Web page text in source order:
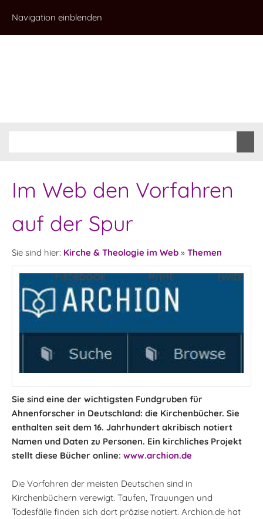
Navigation einblenden
Im Web den Vorfahren
auf der Spur
Sie sind hier: Kirche & Theologie im Web » Themen
Sie sind eine der wichtigsten Fundgruben für
Ahnenforscher in Deutschland: die Kirchenbücher. Sie
enthalten seit dem 16. Jahrhundert akribisch notiert
Namen und Daten zu Personen. Ein kirchliches Projekt
stellt diese Bücher online: www.archion.de
Die Vorfahren der meisten Deutschen sind in
Kirchenbüchern verewigt. Taufen, Trauungen und
Todesfälle finden sich dort präzise notiert. Archion.de hat